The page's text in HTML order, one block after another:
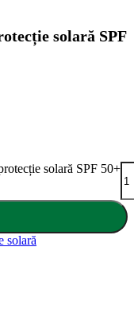
solară SPF
solară SPF 50+
solară